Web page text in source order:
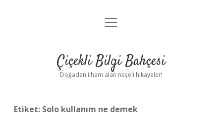
Anasayfa
Yasal Uyarı
menüyü
Çiçekli Bilgi Bahçesi
Doğadan ilham alan neşeli hikayeler!
Etiket: Solo kullanım ne demek